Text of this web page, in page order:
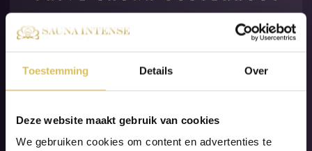
Toestemming Details Over
Deze website maakt gebruik van cookies
We gebruiken cookies om content en advertenties te
Patrijslaan 4, 4901 AT Oosterhout
Dagelijks geopend op afspraak
076 – 2045 655